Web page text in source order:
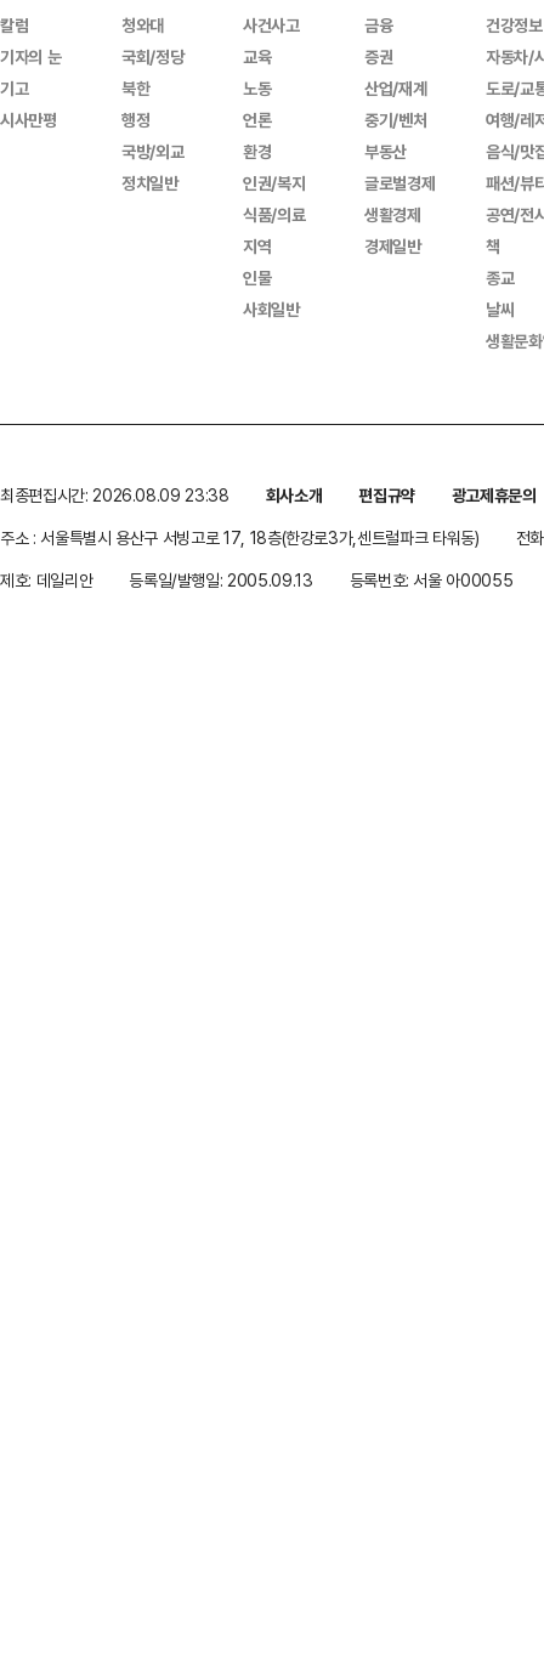
칼럼
기자의 눈
기고
시사만평
청와대
국회/정당
북한
행정
국방/외교
정치일반
사건사고
교육
노동
언론
환경
인권/복지
식품/의료
지역
인물
사회일반
금융
증권
산업/재계
중기/벤처
부동산
글로벌경제
생활경제
경제일반
건강정보
자동차/
도로/교
여행/레
음식/맛
패션/뷰
공연/전
책
종교
날씨
생활문
최종편집시간: 2026.08.09 23:38 회사소개 편집규약
광고제휴문의
주소 : 서울특별시 용산구 서빙고로 17, 18층(한강로3가,센트럴파크 타워동)
전
제호: 데일리안
등록일/발행일: 2005.09.13 등록번호: 서울 아00055